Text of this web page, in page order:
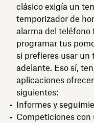
clásico exigía un
temporizador de
alarma del teléfono
programar tus
si prefieres usar un
adelante. Eso sí,
aplicaciones
siguientes:
Informes y
Competiciones con